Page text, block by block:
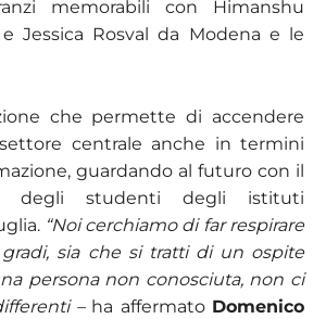
memorabili con Himanshu
Jessica Rosval da Modena e le
che permette di accendere
centrale anche in termini
guardando al futuro con il
degli studenti degli istituti
“Noi cerchiamo di far respirare
sia che si tratti di un ospite
persona non conosciuta, non ci
– ha affermato Domenico